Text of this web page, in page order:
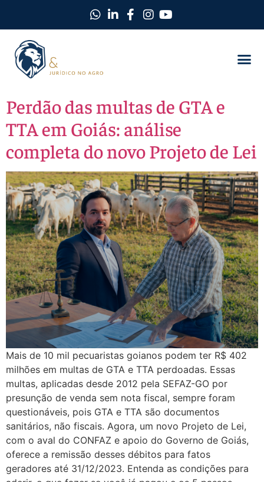
Perdão das multas de GTA e
TTA em Goiás: análise
completa do novo Projeto de Lei
Mais de 10 mil pecuaristas goianos podem ter R$ 402
milhões em multas de GTA e TTA perdoadas. Essas
multas, aplicadas desde 2012 pela SEFAZ-GO por
presunção de venda sem nota fiscal, sempre foram
questionáveis, pois GTA e TTA são documentos
sanitários, não fiscais. Agora, um novo Projeto de Lei,
com o aval do CONFAZ e apoio do Governo de Goiás,
oferece a remissão desses débitos para fatos
geradores até 31/12/2023. Entenda as condições para